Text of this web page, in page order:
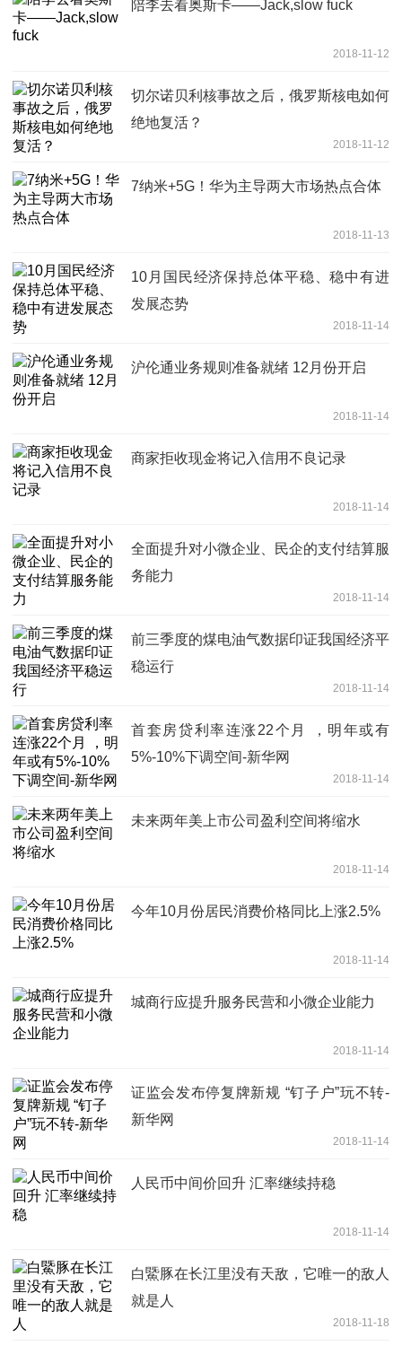
陪李去看奥斯卡——Jack,slow fuck
2018-11-12
切尔诺贝利核事故之后，俄罗斯核电如何
绝地复活？
2018-11-12
7纳米+5G！华为主导两大市场热点合体
2018-11-13
10月国民经济保持总体平稳、稳中有进
发展态势
2018-11-14
沪伦通业务规则准备就绪 12月份开启
2018-11-14
商家拒收现金将记入信用不良记录
2018-11-14
全面提升对小微企业、民企的支付结算服
务能力
2018-11-14
前三季度的煤电油气数据印证我国经济平
稳运行
2018-11-14
首套房贷利率连涨22个月 ，明年或有
5%-10%下调空间-新华网
2018-11-14
未来两年美上市公司盈利空间将缩水
2018-11-14
今年10月份居民消费价格同比上涨2.5%
2018-11-14
城商行应提升服务民营和小微企业能力
2018-11-14
证监会发布停复牌新规 “钉子户”玩不转-
新华网
2018-11-14
人民币中间价回升 汇率继续持稳
2018-11-14
白鱀豚在长江里没有天敌，它唯一的敌人
就是人
2018-11-18